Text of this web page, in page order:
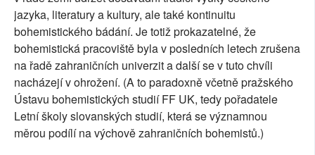
jazyka, literatury a kultury, ale také kontinuitu
bohemistického bádání. Je totiž prokazatelné, že
bohemistická pracoviště byla v posledních letech zrušena
na řadě zahraničních univerzit a další se v tuto chvíli
nacházejí v ohrožení. (A to paradoxně včetně pražského
Ústavu bohemistických studií FF UK, tedy pořadatele
Letní školy slovanských studií, která se významnou
měrou podílí na výchově zahraničních bohemistů.)